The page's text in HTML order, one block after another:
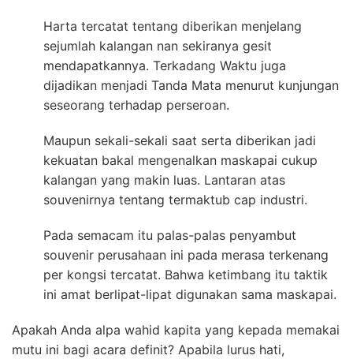
Harta tercatat tentang diberikan menjelang
sejumlah kalangan nan sekiranya gesit
mendapatkannya. Terkadang Waktu juga
dijadikan menjadi Tanda Mata menurut kunjungan
seseorang terhadap perseroan.
Maupun sekali-sekali saat serta diberikan jadi
kekuatan bakal mengenalkan maskapai cukup
kalangan yang makin luas. Lantaran atas
souvenirnya tentang termaktub cap industri.
Pada semacam itu palas-palas penyambut
souvenir perusahaan ini pada merasa terkenang
per kongsi tercatat. Bahwa ketimbang itu taktik
ini amat berlipat-lipat digunakan sama maskapai.
Apakah Anda alpa wahid kapita yang kepada memakai
mutu ini bagi acara definit? Apabila lurus hati,